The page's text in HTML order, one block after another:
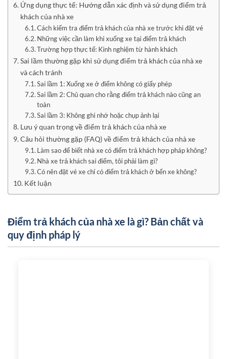
Ứng dụng thực tế: Hướng dẫn xác định và sử dụng điểm trả
khách của nhà xe
Cách kiểm tra điểm trả khách của nhà xe trước khi đặt vé
Những việc cần làm khi xuống xe tại điểm trả khách
Trường hợp thực tế: Kinh nghiệm từ hành khách
Sai lầm thường gặp khi sử dụng điểm trả khách của nhà xe
và cách tránh
Sai lầm 1: Xuống xe ở điểm không có giấy phép
Sai lầm 2: Chủ quan cho rằng điểm trả khách nào cũng an
toàn
Sai lầm 3: Không ghi nhớ hoặc chụp ảnh lại
Lưu ý quan trọng về điểm trả khách của nhà xe
Câu hỏi thường gặp (FAQ) về điểm trả khách của nhà xe
Làm sao để biết nhà xe có điểm trả khách hợp pháp không?
Nhà xe trả khách sai điểm, tôi phải làm gì?
Có nên đặt vé xe chỉ có điểm trả khách ở bến xe không?
Kết luận
Điểm trả khách của nhà xe là gì? Bản chất và
quy định pháp lý